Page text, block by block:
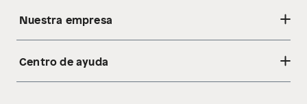
Nuestra empresa
Acerca de nosotros
Centro de ayuda